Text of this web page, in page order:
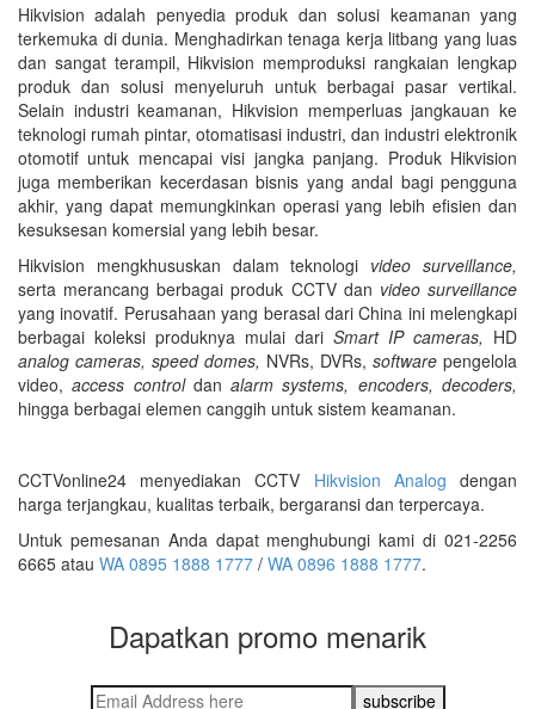
Hikvision adalah penyedia produk dan solusi keamanan yang
terkemuka di dunia. Menghadirkan tenaga kerja litbang yang luas
dan sangat terampil, Hikvision memproduksi rangkaian lengkap
produk dan solusi menyeluruh untuk berbagai pasar vertikal.
Selain industri keamanan, Hikvision memperluas jangkauan ke
teknologi rumah pintar, otomatisasi industri, dan industri elektronik
otomotif untuk mencapai visi jangka panjang. Produk Hikvision
juga memberikan kecerdasan bisnis yang andal bagi pengguna
akhir, yang dapat memungkinkan operasi yang lebih efisien dan
kesuksesan komersial yang lebih besar.
Hikvision mengkhususkan dalam teknologi video surveillance,
serta merancang berbagai produk CCTV dan video surveillance
yang inovatif. Perusahaan yang berasal dari China ini melengkapi
berbagai koleksi produknya mulai dari Smart IP cameras, HD
analog cameras, speed domes, NVRs, DVRs, software pengelola
video,access controldanalarm systems, encoders, decoders,
hingga berbagai elemen canggih untuk sistem keamanan.
CCTVonline24 menyediakan CCTV Hikvision Analog dengan
harga terjangkau, kualitas terbaik, bergaransi dan terpercaya.
Untuk pemesanan Anda dapat menghubungi kami di 021-2256
6665 atau WA 0895 1888 1777 / WA 0896 1888 1777.
Dapatkan promo menarik